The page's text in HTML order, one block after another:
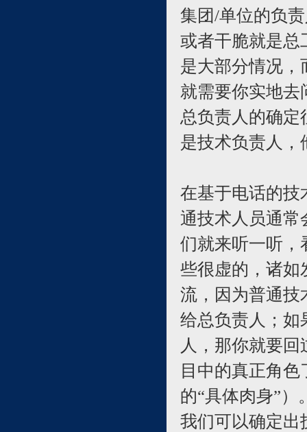
集团/单位的负
或者干脆就是总
是大部分情况，
就需要你实地去
总负责人的确定
是技术负责人，
在基于电话的技
通技术人员通常
们就来听一听，
些很虚的，诸如
流，因为普通技
给总负责人；如
人，那你就要
目中的真正角
的“具体肉身”
我们可以确定出